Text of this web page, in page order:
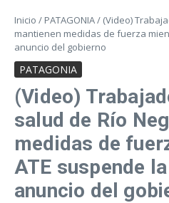
Inicio / PATAGONIA/ (Video)
mantienen medidas de fuerza
anuncio del gobierno
PATAGONIA
(Video)
salud de Río
medidas de
ATE suspende
anuncio del